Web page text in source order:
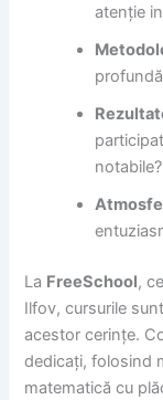
atenție
notabile?
La FreeSchool,
Ilfov, cursurile
acestor cerințe.
dedicați, folosind
matematică cu